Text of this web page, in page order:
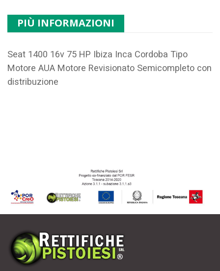
PIÙ INFORMAZIONI
Seat 1400 16v 75 HP Ibiza Inca Cordoba Tipo
Motore AUA Motore Revisionato Semicompleto con
distribuzione